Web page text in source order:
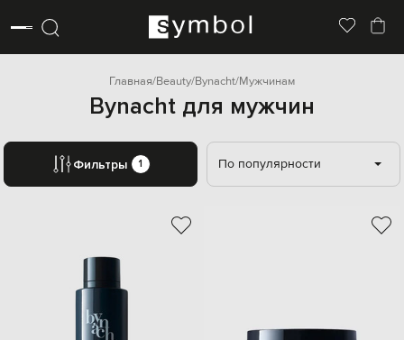
Главная Beauty Bynacht Мужчинам
Bynacht для мужчин
Фильтры 1 По популярности